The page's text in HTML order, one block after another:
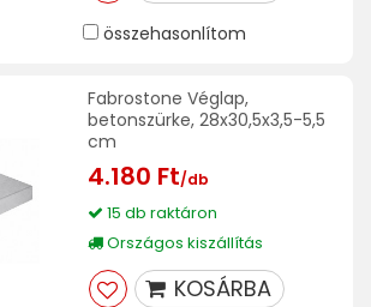
összehasonlítom
Fabrostone Véglap,
betonszürke, 28x30,5x3,5-5,5
cm
4.180 Ft/db
15 db raktáron
Országos kiszállítás
KOSÁRBA